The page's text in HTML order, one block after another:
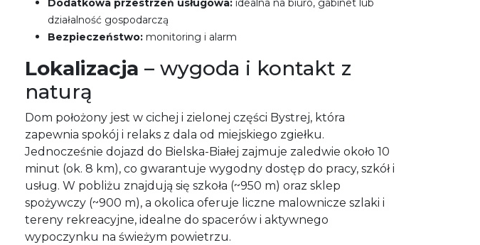
Dodatkowa przestrzeń usługowa: idealna na biuro, gabinet lub
działalność gospodarczą
Bezpieczeństwo: monitoring i alarm
Lokalizacja – wygoda i kontakt z
naturą
Dom położony jest w cichej i zielonej części Bystrej, która
zapewnia spokój i relaks z dala od miejskiego zgiełku.
Jednocześnie dojazd do Bielska-Białej zajmuje zaledwie około 10
minut (ok. 8 km), co gwarantuje wygodny dostęp do pracy, szkół i
usług. W pobliżu znajdują się szkoła (~950 m) oraz sklep
spożywczy (~900 m), a okolica oferuje liczne malownicze szlaki i
tereny rekreacyjne, idealne do spacerów i aktywnego
wypoczynku na świeżym powietrzu.